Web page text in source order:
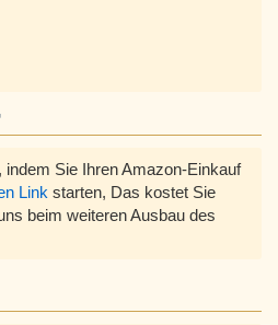
indem Sie Ihren Amazon-Einkauf
Link starten, Das kostet Sie
beim weiteren Ausbau des